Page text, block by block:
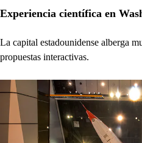
Experiencia científica en
La capital estadounidense alberga
propuestas interactivas.